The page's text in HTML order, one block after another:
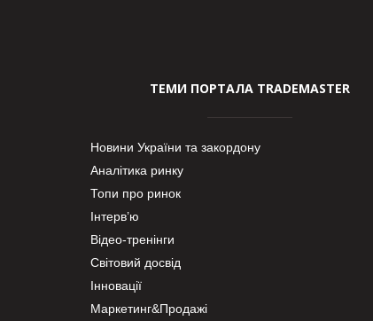
ТЕМИ ПОРТАЛА TRADEMASTER
Новини України та закордону
Аналітика ринку
Топи про ринок
Інтерв’ю
Відео-тренінги
Світовий досвід
Інновації
Маркетинг&Продажі